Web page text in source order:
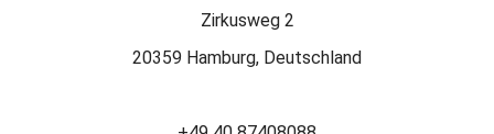
Zirkusweg 2
20359 Hamburg, Deutschland